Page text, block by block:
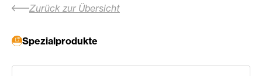
Zurück zur Übersicht
Spezialprodukte